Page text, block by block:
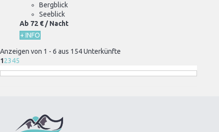
Bergblick
Seeblick
Ab 72 € / Nacht
+ INFO
Anzeigen von 1 - 6 aus 154 Unterkünfte
12345